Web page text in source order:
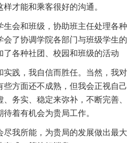
才能和乘客很好的沟通。
生会和班级，协助班主任处理各种
会了协调学院各部门与班级学生的
了各种社团、校园和班级的活动
实践，我自信而胜任。当然，我对
些方面还不成熟，但我会正视自己
务实、稳定来弥补，不断完善、
着有机会为贵局工作。
尽我所能，为贵局的发展做出最大